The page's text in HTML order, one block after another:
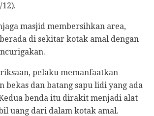
masjid membersihkan area,
di sekitar kotak amal dengan
pelaku memanfaatkan
bekas dan batang sapu lidi yang ada
benda itu dirakit menjadi alat
uang dari dalam kotak amal.